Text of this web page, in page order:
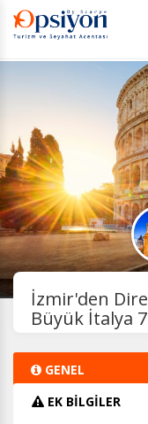
İzmir'den
Büyük İtalya
GENEL
EK BİLGİLER